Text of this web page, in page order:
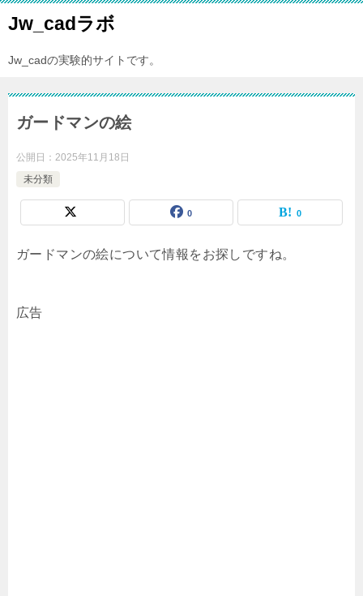
Jw_cadラボ
Jw_cadの実験的サイトです。
ガードマンの絵
公開日： 2025年11月18日
未分類
0 0
ガードマンの絵について情報をお探しですね。
広告